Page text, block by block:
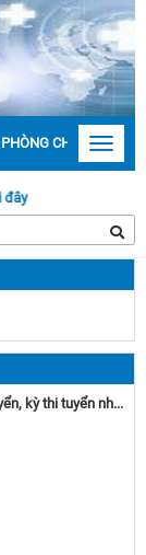
PHÒNG CHỐNG DỊCH
Toggle
Thông báo kết quả trúng tuyển, kỳ thi tuyển nhân viên vào làm việc tại TTYT huyện Đông Triều năm 2016